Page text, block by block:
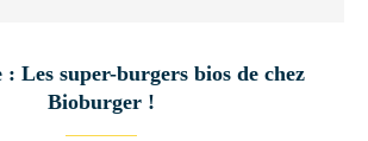
: Les super-burgers bios de chez
Bioburger !